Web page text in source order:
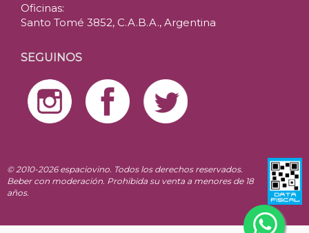
Oficinas:
Santo Tomé 3852, C.A.B.A., Argentina
SEGUINOS
© 2010-2026 espaciovino. Todos los derechos reservados.
Beber con moderación. Prohibida su venta a menores de 18
años.